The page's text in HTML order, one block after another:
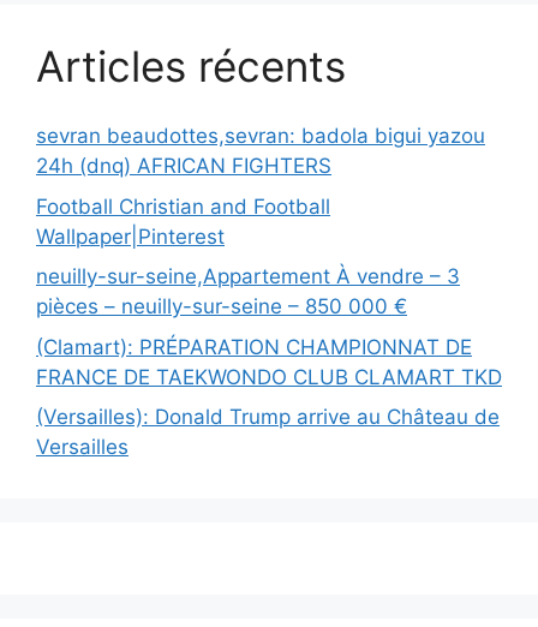
Articles récents
sevran beaudottes,sevran: badola bigui yazou
24h (dnq) AFRICAN FIGHTERS
Football Christian and Football
Wallpaper|Pinterest
neuilly-sur-seine,Appartement À vendre – 3
pièces – neuilly-sur-seine – 850 000 €
(Clamart): PRÉPARATION CHAMPIONNAT DE
FRANCE DE TAEKWONDO CLUB CLAMART TKD
(Versailles): Donald Trump arrive au Château de
Versailles